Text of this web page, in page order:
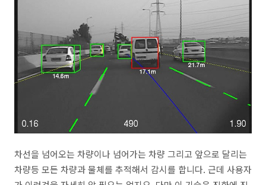
차선을 넘어오는 차량이나 넘어가는 차량 그리고 앞으로 달리는
차량등 모든 차량과 물체를 추적해서 감시를 합니다. 근데 사용자